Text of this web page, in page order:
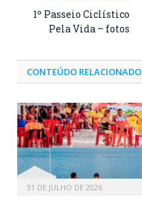
1º Passeio Ciclístico
Pela Vida – fotos
CONTEÚDO RELACIONADO
31 DE JULHO DE 2026